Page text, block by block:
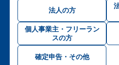
法人の方
個人事業主・フリーラン
スの方
確定申告・その他